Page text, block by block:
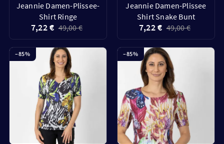
Jeannie Damen-Plissee-
Shirt Ringe
7,22 € 49,00 €
Jeannie Damen-Plissee
Shirt Snake Bunt
7,22 € 49,00 €
–85% –85%